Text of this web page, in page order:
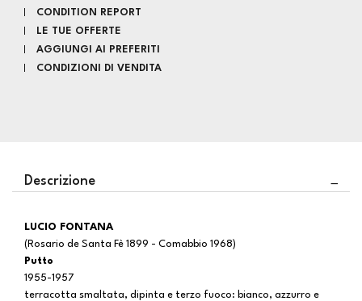
CONDITION REPORT
LE TUE OFFERTE
AGGIUNGI AI PREFERITI
CONDIZIONI DI VENDITA
Descrizione
LUCIO FONTANA
(Rosario de Santa Fè 1899 - Comabbio 1968)
Putto
1955-1957
terracotta smaltata, dipinta e terzo fuoco: bianco, azzurro e